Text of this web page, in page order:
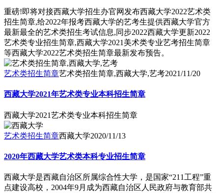
重磅!即将对接西藏大学招生办官网发布西藏大学2022艺术类
招生简章,给2022年报考西藏大学的艺考生提供西藏大学官方
最新最全的艺术类招生考试信息,同步2022西藏大学更新2022
艺术类专业招生简章,西藏大学2021美术类专业艺考招生简章
等西藏大学2022艺术类招生简章最新发布预告。
艺术类招生简章艺术类招生简章,西藏大学,艺考2021/11/20
西藏大学2021年艺术类专业本科招生简章
西藏大学2021艺术类专业本科招生简章
艺术类招生简章西藏大学2020/11/13
2020年西藏大学艺术类本科专业招生简章
西藏大学是西藏自治区所属综合性大学，是国家“211工程”重
点建设高校，2004年9月成为西藏自治区人民政府与教育部共